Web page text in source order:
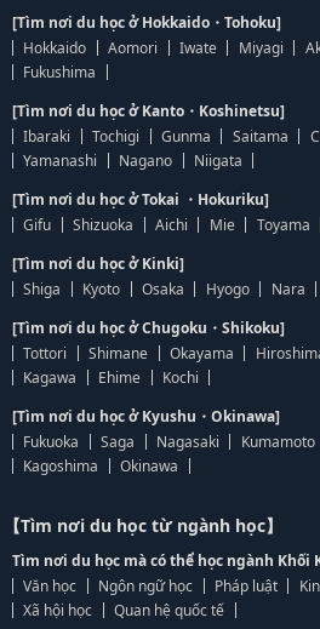
[Tìm nơi du học ở Hokkaido・Tohoku]
Hokkaido
Aomori Iwate Miyagi
Fukushima
[Tìm nơi du học ở Kanto・Koshinetsu]
Ibaraki
Tochigi Gunma Saitama
Yamanashi
Nagano
Niigata
[Tìm nơi du học ở Tokai ・Hokuriku]
Gifu
Shizuoka Aichi Mie Toyama
[Tìm nơi du học ở Kinki]
Shiga
Kyoto Osaka Hyogo Nara
[Tìm nơi du học ở Chugoku・Shikoku]
Tottori
Shimane Okayama
Kagawa
Ehime
Kochi
[Tìm nơi du học ở Kyushu・Okinawa]
Fukuoka
Saga Nagasaki Kumamoto
Kagoshima
Okinawa
【Tìm nơi du học từ ngành học】
Tìm nơi du học mà có thể học ngành Khối
Văn học
Ngôn ngữ học Pháp luật
Xã hội học
Quan hệ quốc tế